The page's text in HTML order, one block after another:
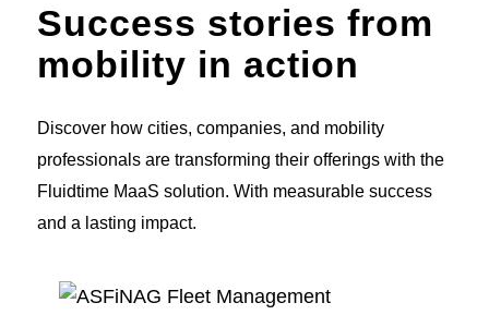
Success stories from
mobility in action
Discover how cities, companies, and mobility
professionals are transforming their offerings with the
Fluidtime MaaS solution. With measurable success
and a lasting impact.